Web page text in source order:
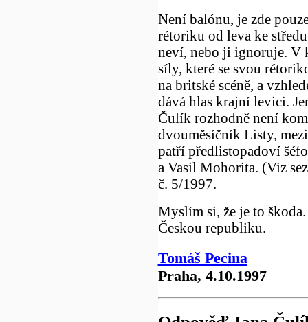
Není balónu, je zde
rétoriku od leva ke
neví, nebo ji ignoruje. V
síly, které se svou
na britské scéně, a
dává hlas krajní levici.
Čulík rozhodně není
dvouměsíčník Listy,
patří předlistopadoví
a Vasil Mohorita. (Viz
č. 5/1997.
Myslím si, že je to
Českou republiku.
Tomáš Pecina
Praha, 4.10.1997